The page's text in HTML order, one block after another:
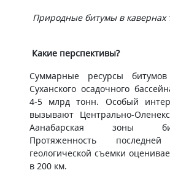
​Природные битумы в кавернах
Какие перспективы?
Суммарные ресурсы
Суханского осадочного
4-5 млрд тонн. Особый
вызывают Центрально-
Аанабарская зоны
Протяженность
геологической съемки
в 200 км.